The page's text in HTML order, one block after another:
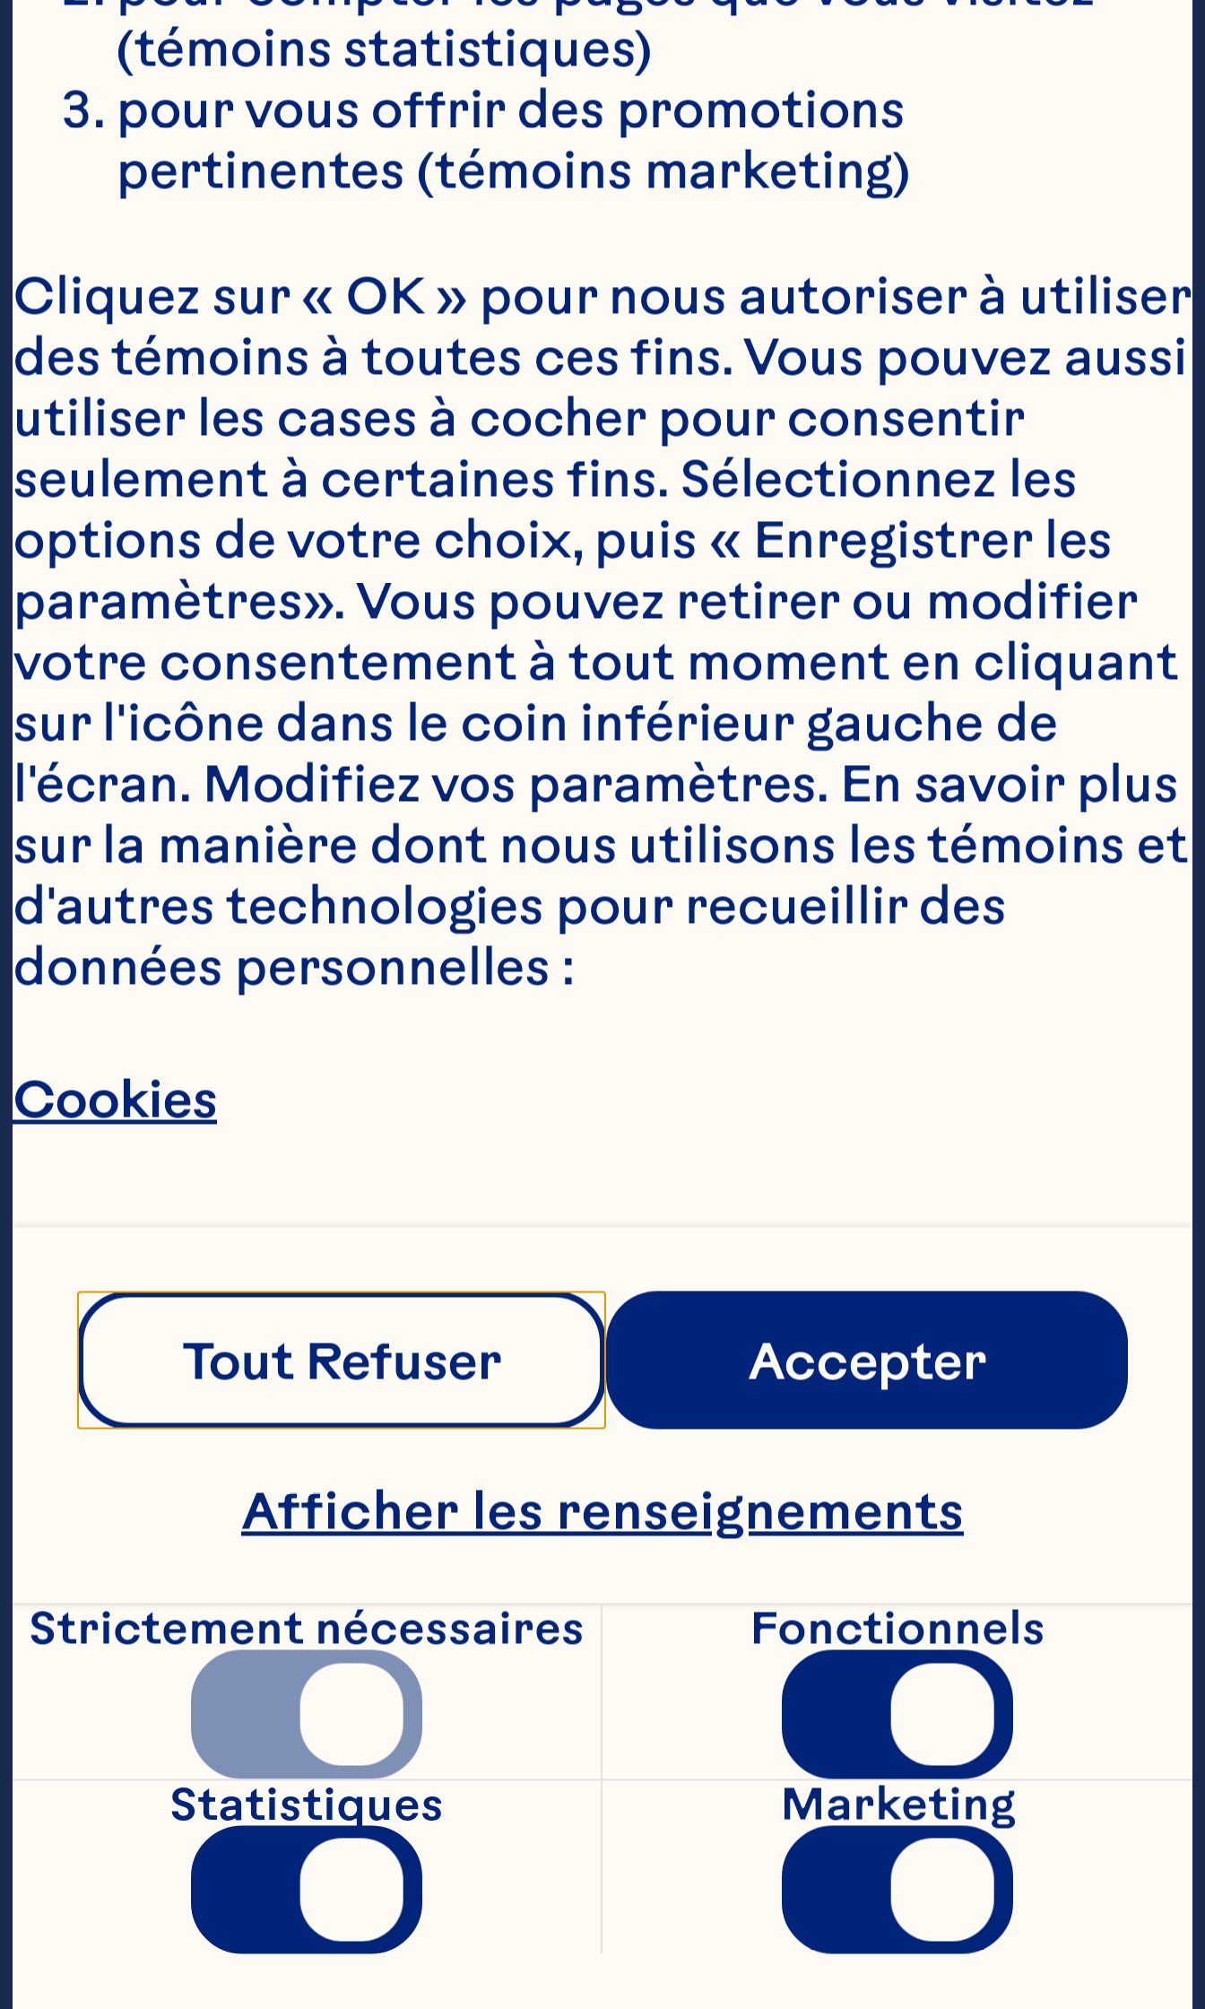
directeur des systèmes
d'information
carrière, Neil Hampshire s’est
toujours concentré sur l’idée de
transformation : comment les
bonnes capacités numériques et
les processus axés sur les données
peuvent remodeler la capacité
d’une entreprise à faire plus que
simplement rivaliser, mais bien à
prospérer.
« Ce qui m'enchante le plus chez
Ocean Spray, c'est que nous
catapulter Ocean Spray dans les
100 années à venir! », souligne Neil.
En tant que directeur des systèmes
d'information, Neil dirige les
équipes de sécurité des données,
des opérations informatiques
mondiales, de la veille stratégique,
de l'ingénierie technologique, de la
gestion de projets technologiques
et de la technologie des
(témoins statistiques)
pour vous offrir des promotions
pertinentes (témoins marketing)
Cliquez sur « OK » pour nous autoriser à utiliser
des témoins à toutes ces fins. Vous pouvez aussi
utiliser les cases à cocher pour consentir
seulement à certaines fins. Sélectionnez les
options de votre choix, puis « Enregistrer les
paramètres». Vous pouvez retirer ou modifier
votre consentement à tout moment en cliquant
sur l'icône dans le coin inférieur gauche de
l'écran. Modifiez vos paramètres. En savoir plus
sur la manière dont nous utilisons les témoins et
d'autres technologies pour recueillir des
données personnelles :
Cookies
Tout Refuser Accepter
Afficher les renseignements
Strictement nécessaires Fonctionnels
Statistiques Marketing